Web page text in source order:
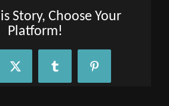
Story, Choose Your
Platform!
X Tumblr Pinterest